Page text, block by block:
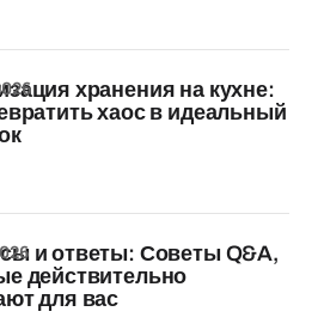
хранения на кухне:
хаос в идеальный
и ответы: Советы Q&A,
действительно
для вас